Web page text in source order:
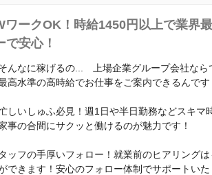
ワークOK！時給1450円以上で業界
で安心！
んなに稼げるの... 上場企業グループ会社なら
高水準の高時給でお仕事をご案内できるんです
しいしゅふ必見！週1日や半日勤務などスキマ
事の合間にサクッと働けるのが魅力です！
ッフの手厚いフォロー！就業前のヒアリング
できます！安心のフォロー体制でサポートいた